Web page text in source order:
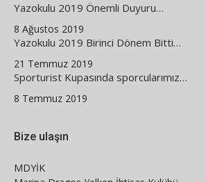
Yazokulu 2019 Önemli Duyuru…
8 Ağustos 2019
Yazokulu 2019 Birinci Dönem Bitti…
21 Temmuz 2019
Sporturist Kupasında sporcularımız…
8 Temmuz 2019
Bize ulaşın
MDYİK